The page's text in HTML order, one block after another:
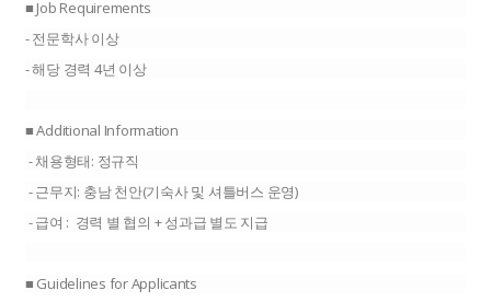
■ Job Requirements
- 전문학사 이상
- 해당 경력 4년 이상
■ Additional Information
- 채용형태: 정규직
- 근무지: 충남 천안(기숙사 및 셔틀버스 운영)
- 급여 : 경력 별 협의 + 성과급 별도 지급
■ Guidelines for Applicants